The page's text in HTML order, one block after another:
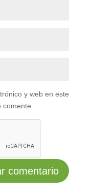
y web en este